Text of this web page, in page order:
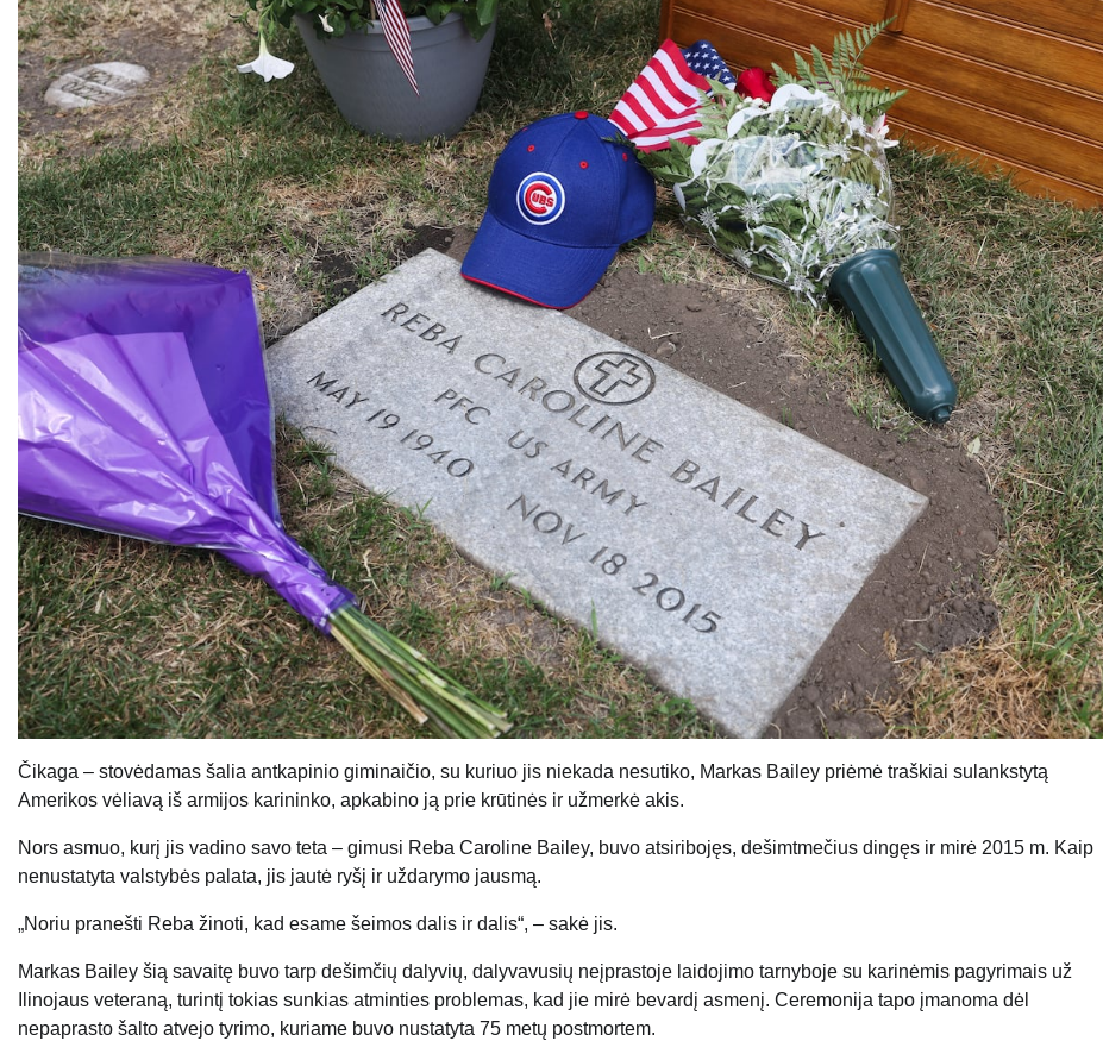
Čikaga – stovėdamas šalia antkapinio giminaičio, su kuriuo jis niekada nesutiko, Markas Bailey priėmė traškiai sulankstytą
Amerikos vėliavą iš armijos karininko, apkabino ją prie krūtinės ir užmerkė akis.
Nors asmuo, kurį jis vadino savo teta – gimusi Reba Caroline Bailey, buvo atsiribojęs, dešimtmečius dingęs ir mirė 2015 m. Kaip
nenustatyta valstybės palata, jis jautė ryšį ir uždarymo jausmą.
„Noriu pranešti Reba žinoti, kad esame šeimos dalis ir dalis“, – sakė jis.
Markas Bailey šią savaitę buvo tarp dešimčių dalyvių, dalyvavusių neįprastoje laidojimo tarnyboje su karinėmis pagyrimais už
Ilinojaus veteraną, turintį tokias sunkias atminties problemas, kad jie mirė bevardį asmenį. Ceremonija tapo įmanoma dėl
nepaprasto šalto atvejo tyrimo, kuriame buvo nustatyta 75 metų postmortem.